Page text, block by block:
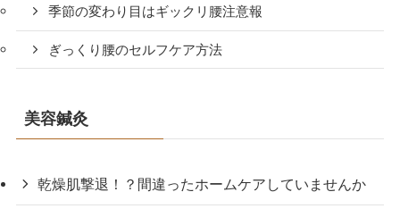
季節の変わり目はギックリ腰注意報
ぎっくり腰のセルフケア方法
美容鍼灸
乾燥肌撃退！？間違ったホームケアしていませんか